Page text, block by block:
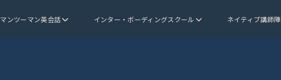
マンツーマン英会話 インター・ボーディングスクール ネイティブ講師陣